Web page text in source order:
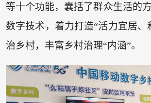
等十个功能，囊括了群众生活的
数字技术，着力打造“活力宜居、
治乡村，丰富乡村治理“内涵”。